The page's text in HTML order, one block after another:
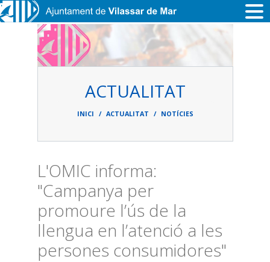
Vés al contingut
ACTUALITAT
d'ariadna
INICI ACTUALITAT NOTÍCIES
L'OMIC informa:
"Campanya per
promoure l’ús de la
llengua en l’atenció a les
persones consumidores"